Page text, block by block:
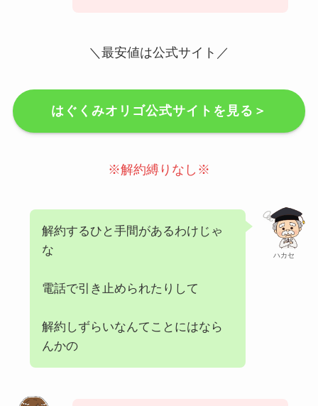
＼最安値は公式サイト／
はぐくみオリゴ公式サイトを見る＞
※解約縛りなし※
ハカセ
解約するひと手間があるわけじゃ
な
電話で引き止められたりして
解約しずらいなんてことにはなら
んかの